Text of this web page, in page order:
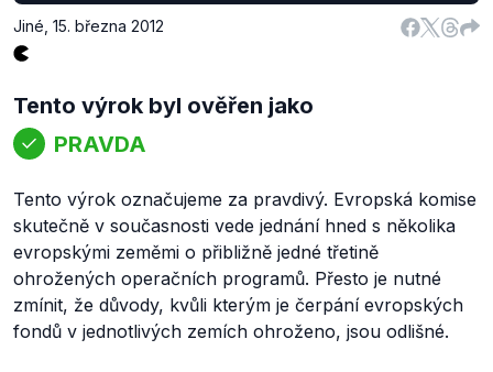
Jiné 15. března 2012
Tento výrok byl ověřen jako
PRAVDA
Tento výrok označujeme za pravdivý. Evropská komise
skutečně v současnosti vede jednání hned s několika
evropskými zeměmi o přibližně jedné třetině
ohrožených operačních programů. Přesto je nutné
zmínit, že důvody, kvůli kterým je čerpání evropských
fondů v jednotlivých zemích ohroženo, jsou odlišné.